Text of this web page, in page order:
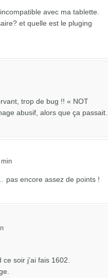
avec ma tablette.
et quelle est le pluging
trop de bug !! « NOT
abusif, alors que ça
pas encore assez de points !
soir j’ai fais 1602.